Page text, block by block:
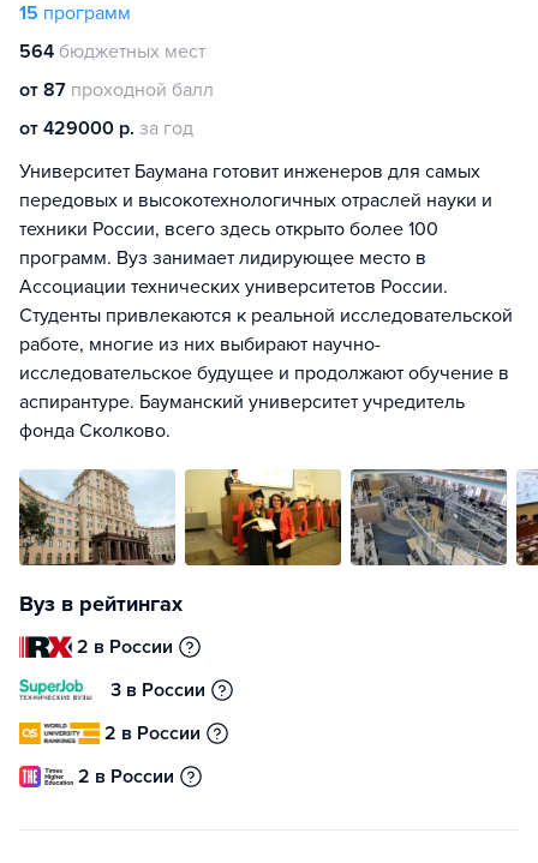
15 программ
564 бюджетных мест
от 87 проходной балл
от 429000 р. за год
Университет Баумана готовит инженеров для самых
передовых и высокотехнологичных отраслей науки и
техники России, всего здесь открыто более 100
программ. Вуз занимает лидирующее место в
Ассоциации технических университетов России.
Студенты привлекаются к реальной исследовательской
работе, многие из них выбирают научно-
исследовательское будущее и продолжают обучение в
аспирантуре. Бауманский университет учредитель
фонда Сколково.
Вуз в рейтингах
2 в России
3 в России
2 в России
2 в России